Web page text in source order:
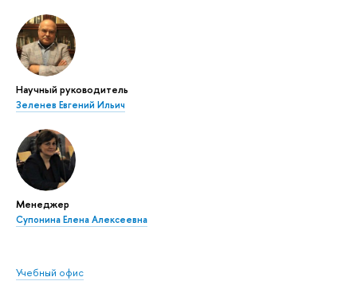
Научный руководитель
Зеленев Евгений Ильич
Менеджер
Супонина Елена Алексеевна
Учебный офис